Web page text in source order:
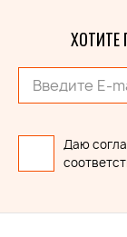
ХОТИТЕ
Даю